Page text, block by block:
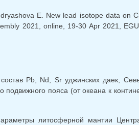
E. New lead isotope data on
2021, online, 19-30 Apr 2021,
Pb, Nd, Sr уджинских даек,
пояса (от океана к
литосферной мантии